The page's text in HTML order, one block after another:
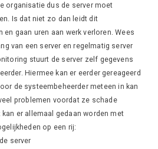
organisatie dus de server moet
Is dat niet zo dan leidt dit
gaan uren aan werk verloren. Wees
van een server en regelmatig server
stuurt de server zelf gegevens
Hiermee kan er eerder gereageerd
de systeembeheerder meteen in kan
problemen voordat ze schade
er allemaal gedaan worden met
op een rij:
server